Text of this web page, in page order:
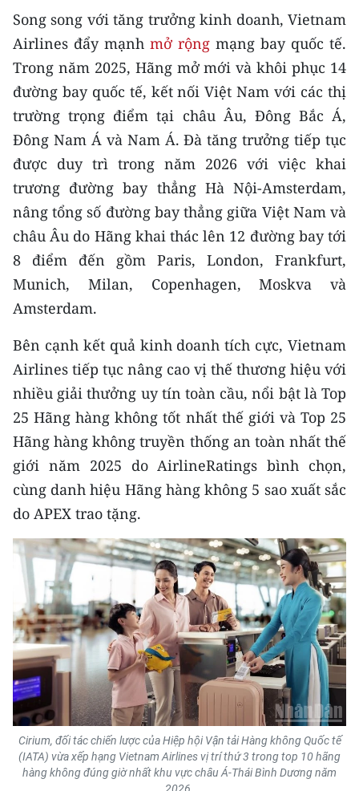
Chuyên trang Hà Nội
Chuyên trang TP. Hồ Chí Minh
CHUYÊN ĐỀ
CÁC CHUYÊN TRANG
VỀ BÁO NHÂN DÂN
THỜI NAY
NHÂN DÂN CUỐI TUẦN
NHÂN DÂN HẰNG THÁNG
MUA BÁO
ĐỌC BÁO IN
ENGLISH
中文
FRANÇAIS
РУССКИЙ
ESPAÑOL
한국어
Song song với tăng trưởng kinh doanh, Vietnam
Airlines đẩy mạnh mở rộng mạng bay quốc tế.
Trong năm 2025, Hãng mở mới và khôi phục 14
đường bay quốc tế, kết nối Việt Nam với các thị
trường trọng điểm tại châu Âu, Đông Bắc Á,
Đông Nam Á và Nam Á. Đà tăng trưởng tiếp tục
được duy trì trong năm 2026 với việc khai
trương đường bay thẳng Hà Nội-Amsterdam,
nâng tổng số đường bay thẳng giữa Việt Nam và
châu Âu do Hãng khai thác lên 12 đường bay tới
8 điểm đến gồm Paris, London, Frankfurt,
Munich, Milan, Copenhagen, Moskva và
Amsterdam.
Bên cạnh kết quả kinh doanh tích cực, Vietnam
Airlines tiếp tục nâng cao vị thế thương hiệu với
nhiều giải thưởng uy tín toàn cầu, nổi bật là Top
25 Hãng hàng không tốt nhất thế giới và Top 25
Hãng hàng không truyền thống an toàn nhất thế
giới năm 2025 do AirlineRatings bình chọn,
cùng danh hiệu Hãng hàng không 5 sao xuất sắc
do APEX trao tặng.
Cirium, đối tác chiến lược của Hiệp hội Vận tải Hàng không Quốc tế
(IATA) vừa xếp hạng Vietnam Airlines vị trí thứ 3 trong top 10 hãng
hàng không đúng giờ nhất khu vực châu Á-Thái Bình Dương năm